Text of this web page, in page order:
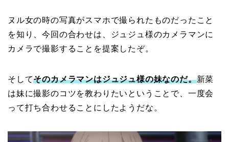
ヌル女の時の写真がスマホで撮られたものだったこと
を知り、今回の合わせは、ジュジュ様のカメラマンに
カメラで撮影することを提案したぞ。
そしてそのカメラマンはジュジュ様の妹なのだ。新菜
は妹に撮影のコツを教わりたいということで、一度会
って打ち合わせることにしたようだな。